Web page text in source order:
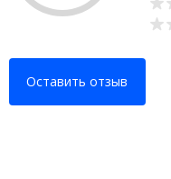
Оставить отзыв